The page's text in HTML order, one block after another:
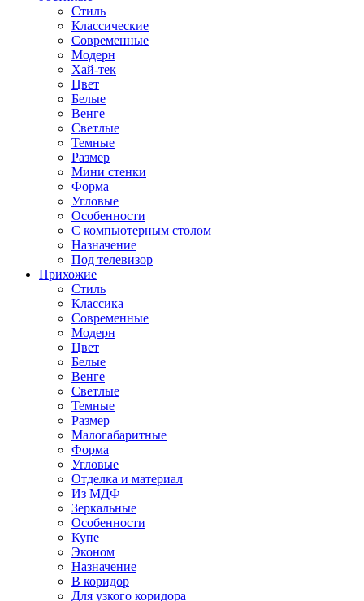
Стиль
Классические
Современные
Модерн
Хай-тек
Цвет
Белые
Венге
Светлые
Темные
Размер
Мини стенки
Форма
Угловые
Особенности
С компьютерным столом
Назначение
Под телевизор
Прихожие
Стиль
Классика
Современные
Модерн
Цвет
Белые
Венге
Светлые
Темные
Размер
Малогабаритные
Форма
Угловые
Отделка и материал
Из МДФ
Зеркальные
Особенности
Купе
Эконом
Назначение
В коридор
Для узкого коридора